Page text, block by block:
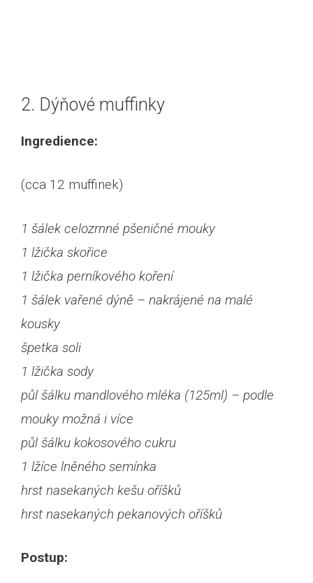
2. Dýňové muffinky
Ingredience:
(cca 12 muffinek)
1 šálek celozrnné pšeničné mouky
1 lžička skořice
1 lžička perníkového koření
1 šálek vařené dýně – nakrájené na malé
kousky
špetka soli
1 lžička sody
půl šálku mandlového mléka (125ml) – podle
mouky možná i více
půl šálku kokosového cukru
1 lžíce lněného semínka
hrst nasekaných kešu oříšků
hrst nasekaných pekanových oříšků
Postup: